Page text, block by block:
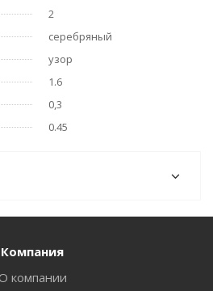
2
серебряный
узор
1.6
0,3
0.45
Компания
О компании